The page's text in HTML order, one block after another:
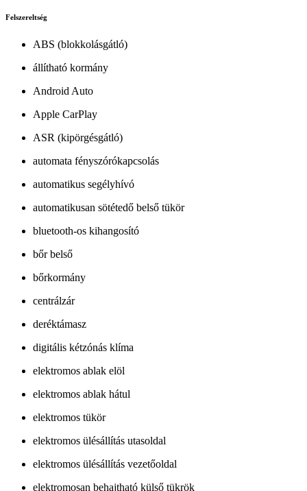
Felszereltség
ABS (blokkolásgátló)
állítható kormány
Android Auto
Apple CarPlay
ASR (kipörgésgátló)
automata fényszórókapcsolás
automatikus segélyhívó
automatikusan sötétedő belső tükör
bluetooth-os kihangosító
bőr belső
bőrkormány
centrálzár
deréktámasz
digitális kétzónás klíma
elektromos ablak elöl
elektromos ablak hátul
elektromos tükör
elektromos ülésállítás utasoldal
elektromos ülésállítás vezetőoldal
elektromosan behajtható külső tükrök